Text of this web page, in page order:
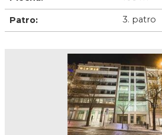
Patro: 3. patro